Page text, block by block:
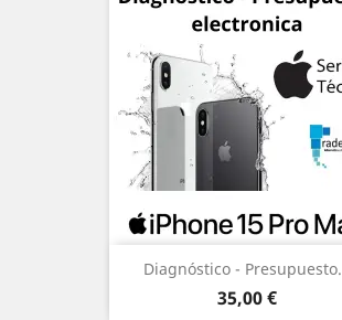
Diagnóstico -
Precio
35,00 €